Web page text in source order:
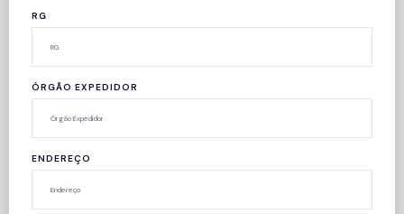
RG
ÓRGÃO EXPEDIDOR
ENDEREÇO